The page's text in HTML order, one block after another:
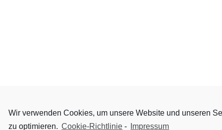
Wir verwenden Cookies, um unsere Website und unseren
zu optimieren. Cookie-Richtlinie - Impressum